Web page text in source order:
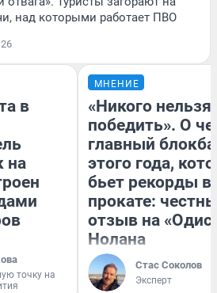
над которыми работает ПВО
26
в
на
точку на
МНЕНИЕ
«Никого нельзя
победить». О
главный
этого года,
бьет рекорды в
прокате:
отзыв на
Нолана
Стас Соколов
Эксперт